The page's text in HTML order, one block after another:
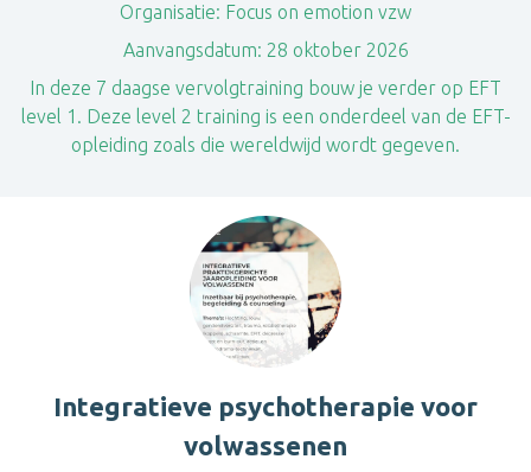
Organisatie: Focus on emotion vzw
Aanvangsdatum: 28 oktober 2026
In deze 7 daagse vervolgtraining bouw je verder op EFT
level 1. Deze level 2 training is een onderdeel van de EFT-
opleiding zoals die wereldwijd wordt gegeven.
Integratieve psychotherapie voor
volwassenen